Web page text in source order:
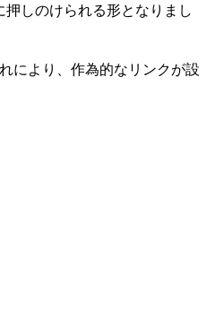
しのけられる形となりまし
により、作為的なリンクが設